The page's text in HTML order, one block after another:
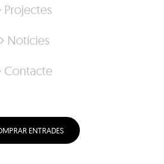
Projectes
Notícies
Contacte
ENTRADES